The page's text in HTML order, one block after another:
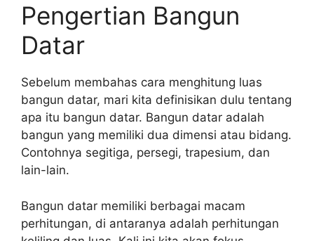
Pengertian Bangun
Datar
Sebelum membahas cara menghitung luas
bangun datar, mari kita definisikan dulu tentang
apa itu bangun datar. Bangun datar adalah
bangun yang memiliki dua dimensi atau bidang.
Contohnya segitiga, persegi, trapesium, dan
lain-lain.
Bangun datar memiliki berbagai macam
perhitungan, di antaranya adalah perhitungan